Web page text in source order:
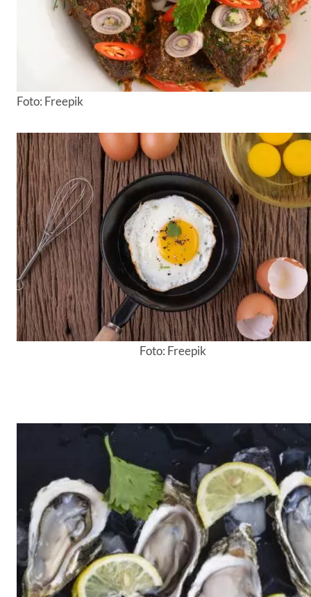
Foto: Freepik
Foto: Freepik